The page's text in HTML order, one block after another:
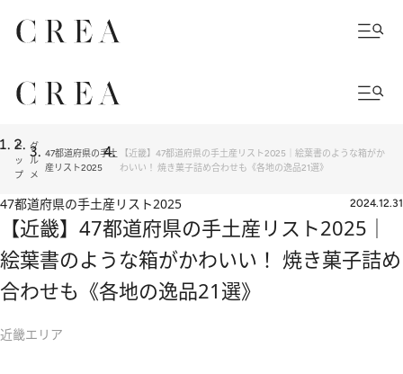
ト
ッ
プ
グ
ル
メ
47都道府県の手土
産リスト2025
【近畿】47都道府県の手土産リスト2025｜絵葉書のような箱がか
わいい！ 焼き菓子詰め合わせも《各地の逸品21選》
47都道府県の手土産リスト2025 2024.12.31
【近畿】47都道府県の手土産リスト2025｜
絵葉書のような箱がかわいい！ 焼き菓子詰め
合わせも《各地の逸品21選》
近畿エリア